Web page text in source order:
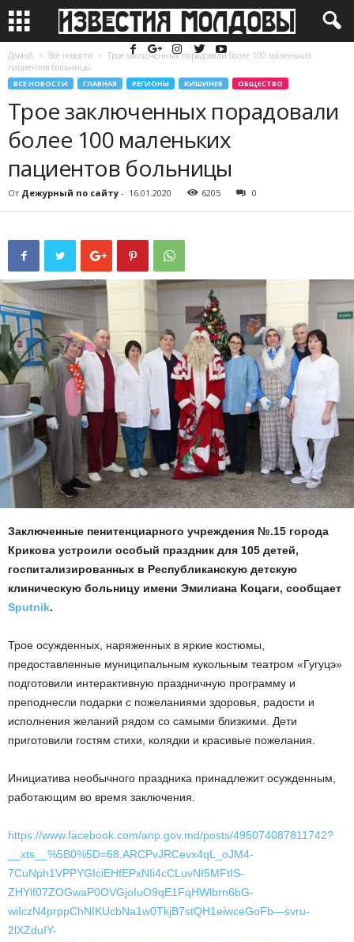
Домой Все новости
Трое заключенных порадовали более 100 маленьких
пациентов больницы
ВСЕ НОВОСТИ ГЛАВНАЯ РЕГИОНЫ КИШИНЕВ ОБЩЕСТВО
Трое заключенных порадовали
более 100 маленьких
пациентов больницы
От Дежурный по сайту - 16.01.2020 6205 0
Заключенные пенитенциарного учреждения №.15 города
Крикова устроили особый праздник для 105 детей,
госпитализированных в Республиканскую детскую
клиническую больницу имени Эмилиана Коцаги, сообщает
Sputnik.
Трое осужденных, наряженных в яркие костюмы,
предоставленные муниципальным кукольным театром «Гугуцэ»
подготовили интерактивную праздничную программу и
преподнесли подарки с пожеланиями здоровья, радости и
исполнения желаний рядом со самыми близкими. Дети
приготовили гостям стихи, колядки и красивые пожелания.
Инициатива необычного праздника принадлежит осужденным,
работающим во время заключения.
https://www.facebook.com/anp.gov.md/posts/495074087811742?
__xts__%5B0%5D=68.ARCPvJRCevx4qL_oJM4-
7CuNph1VPPYGIciEHfEPxNIi4cCLuvNI5MFtIS-
ZHYlf07ZOGwaP0OVGjoIuO9qE1FqHWlbrn6bG-
wiIczN4prppChNIKUcbNa1w0TkjB7stQH1eiwceGoFb—svru-
2lXZduIY-